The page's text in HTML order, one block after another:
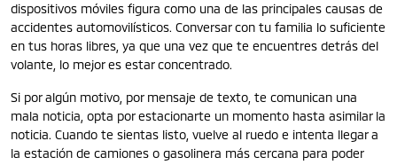
dispositivos móviles figura como una de las principales causas de
accidentes automovilísticos. Conversar con tu familia lo suficiente
en tus horas libres, ya que una vez que te encuentres detrás del
volante, lo mejor es estar concentrado.
Si por algún motivo, por mensaje de texto, te comunican una
mala noticia, opta por estacionarte un momento hasta asimilar la
noticia. Cuando te sientas listo, vuelve al ruedo e intenta llegar a
la estación de camiones o gasolinera más cercana para poder